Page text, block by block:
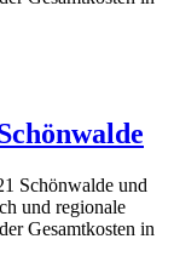
Schönwalde und
und regionale
Gesamtkosten in